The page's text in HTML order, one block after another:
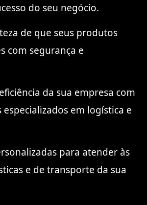
do seu negócio.
de que seus produtos
com segurança e
da sua empresa com
especializados em logística e
para atender às
e de transporte da sua